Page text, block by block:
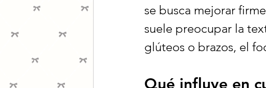
se busca mejorar
suele preocupar la
glúteos o brazos, el
Qué influye en